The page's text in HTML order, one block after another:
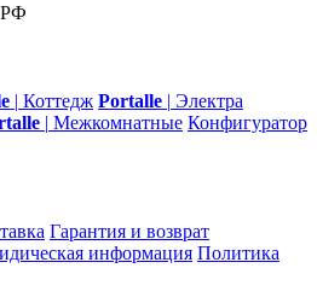
РФ
| Коттедж Portalle | Электра
| Межкомнатные Конфигуратор
Гарантия и возврат
информация Политика